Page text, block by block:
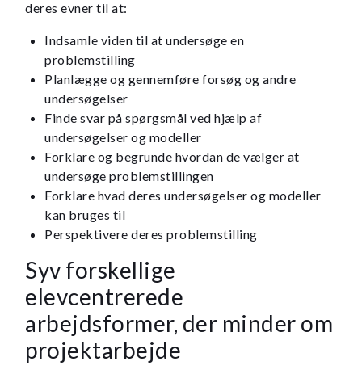
deres evner til at:
Indsamle viden til at undersøge en
problemstilling
Planlægge og gennemføre forsøg og andre
undersøgelser
Finde svar på spørgsmål ved hjælp af
undersøgelser og modeller
Forklare og begrunde hvordan de vælger at
undersøge problemstillingen
Forklare hvad deres undersøgelser og modeller
kan bruges til
Perspektivere deres problemstilling
Syv forskellige
elevcentrerede
arbejdsformer, der minder om
projektarbejde